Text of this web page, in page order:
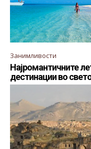
Занимливости
Најромантичните
дестинации во